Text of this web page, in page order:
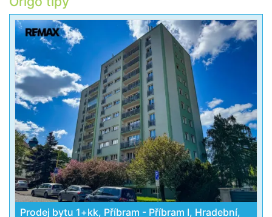
Prodej bytu 1+kk, Příbram - Příbram I, Hradební,